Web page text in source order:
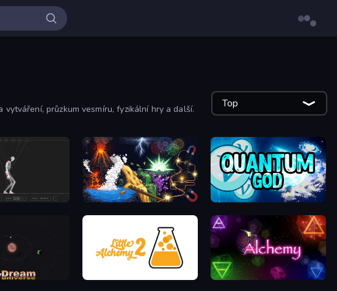
průzkum vesmíru, fyzikální hry a další. Top
Sandbox: Particle World Quantum God
Alchemy